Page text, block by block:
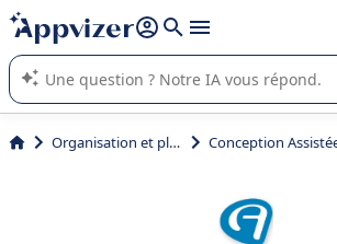
répondre (plusieurs lignes avec
L'IA de Appvizer vous guide dans l'utilisation ou
logiciel SaaS en entreprise.
Organisation et planification